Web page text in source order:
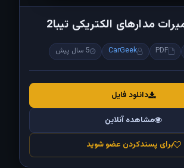
مدارهای الکتریکی تیبا2
PDF
CarGeek 5 سال پیش
دانلود فایل
مشاهده آنلاین
برای پسندکردن عضو شوید